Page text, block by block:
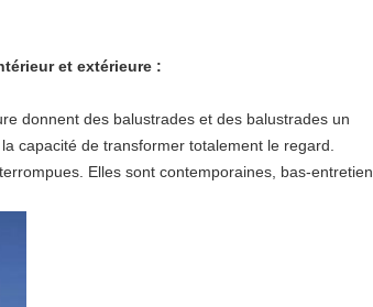
et extérieure :
donnent des balustrades et des balustrades un
capacité de transformer totalement le regard.
Elles sont contemporaines, bas-entretien